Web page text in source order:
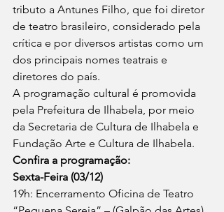
tributo a Antunes Filho, que foi diretor
de teatro brasileiro, considerado pela
crítica e por diversos artistas como um
dos principais nomes teatrais e
diretores do país.
A programação cultural é promovida
pela Prefeitura de Ilhabela, por meio
da Secretaria de Cultura de Ilhabela e
Fundação Arte e Cultura de Ilhabela.
Confira a programação:
Sexta-Feira (03/12)
19h: Encerramento Oficina de Teatro